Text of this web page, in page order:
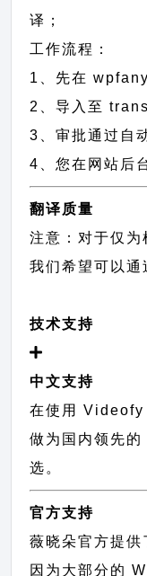
译；
工作流程：
1、先在
2、导入至
3、审批通过自
4、您在网站后
翻译质量
注意：对于仅
我们希望可以
技术支持
中文支持
在使用 Videofy
做为国内领先
选。
官方支持
薇晓朵官方提
因为大部分的